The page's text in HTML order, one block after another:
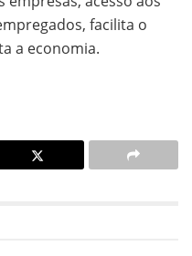
facilita o
a economia.